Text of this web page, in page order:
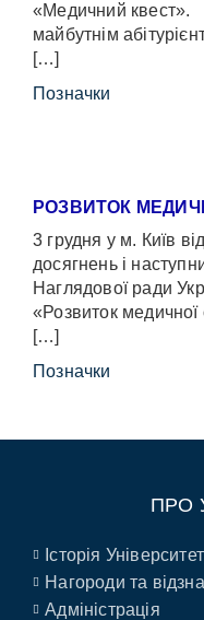
«Медичний квест».
майбутнім
[…]
Позначки
РОЗВИТОК
3 грудня у м. Київ
досягнень і
Наглядової ради
«Розвиток медичної
[…]
Позначки
ПРО
Історія
Нагороди та
Адміністрація